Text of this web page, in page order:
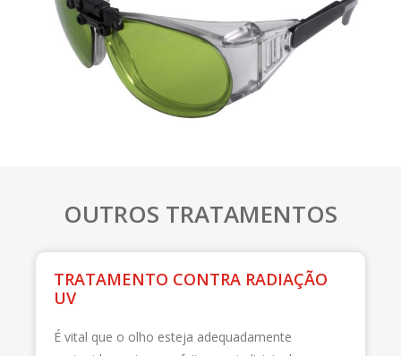
OUTROS TRATAMENTOS
TRATAMENTO CONTRA RADIAÇÃO
UV
É vital que o olho esteja adequadamente